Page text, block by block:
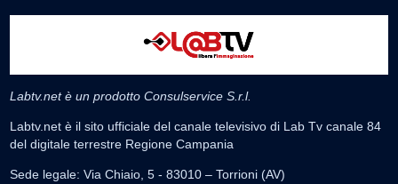
Labtv.net è un prodotto Consulservice S.r.l.
Labtv.net è il sito ufficiale del canale televisivo di Lab Tv canale 84
del digitale terrestre Regione Campania
Sede legale: Via Chiaio, 5 - 83010 – Torrioni (AV)